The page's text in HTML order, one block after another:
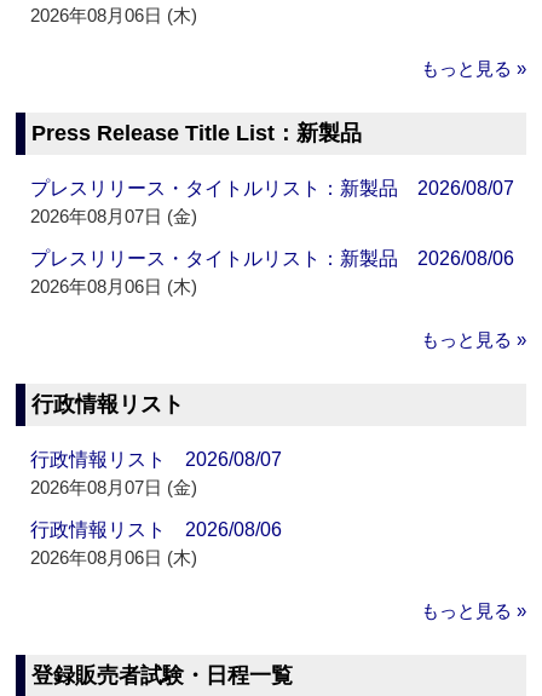
2026年08月06日 (木)
もっと見る »
Press Release Title List：新製品
プレスリリース・タイトルリスト：新製品 2026/08/07
2026年08月07日 (金)
プレスリリース・タイトルリスト：新製品 2026/08/06
2026年08月06日 (木)
もっと見る »
行政情報リスト
行政情報リスト 2026/08/07
2026年08月07日 (金)
行政情報リスト 2026/08/06
2026年08月06日 (木)
もっと見る »
登録販売者試験・日程一覧